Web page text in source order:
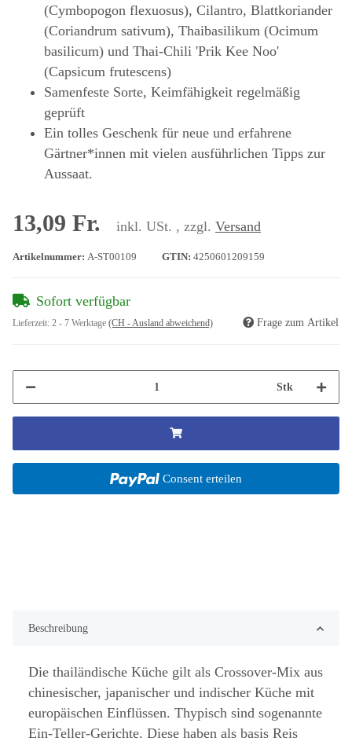
(Cymbopogon flexuosus), Cilantro, Blattkoriander
(Coriandrum sativum), Thaibasilikum (Ocimum
basilicum) und Thai-Chili 'Prik Kee Noo'
(Capsicum frutescens)
Samenfeste Sorte, Keimfähigkeit regelmäßig
geprüft
Ein tolles Geschenk für neue und erfahrene
Gärtner*innen mit vielen ausführlichen Tipps zur
Aussaat.
13,09 Fr. inkl. USt. , zzgl. Versand
Artikelnummer: A-ST00109 GTIN: 4250601209159
Sofort verfügbar
Lieferzeit: 2 - 7 Werktage (CH - Ausland abweichend) Frage zum Artikel
Stk
Consent erteilen
Beschreibung
Die thailändische Küche gilt als Crossover-Mix aus
chinesischer, japanischer und indischer Küche mit
europäischen Einflüssen. Thypisch sind sogenannte
Ein-Teller-Gerichte. Diese haben als basis Reis